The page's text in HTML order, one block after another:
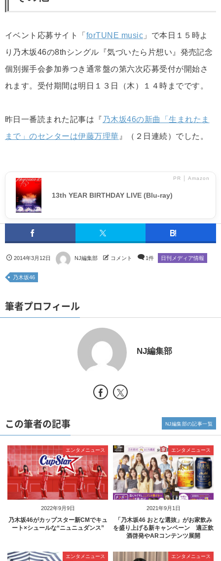
イベント応募サイト「 forTUNE music 」で本日１５時よ
り乃木坂46の8thシングル『気づいたら片想い』発売記念
個別握手会参加券つき通常盤の第六次応募受付が開始さ
れます。受付期間は明日１３日（木）１４時までです。
昨日一番読まれた記事は『 乃木坂46の新曲「生まれたま
まで」のセンターは伊藤万理華 』（２日連続）でした。
PR │ Amazon
13th YEAR BIRTHDAY LIVE (Blu-ray)
2014年3月12日 NJ編集部 コメント 1件 日刊メディア情報
乃木坂46
筆者プロフィール
NJ編集部
この筆者の記事
2022年9月9日
エンタメニュース
乃木坂46がカップスター新CMでキュ
ート×シュールな“ニュニュダンス”
2021年9月1日
エンタメニュース
「乃木坂46 おとな選抜」がお家飲み
を盛り上げる新キャンペーン 適正飲
酒啓発やARコンテンツ展開
エンタメニュース エンタメニュース
NJ編集部の記事一覧